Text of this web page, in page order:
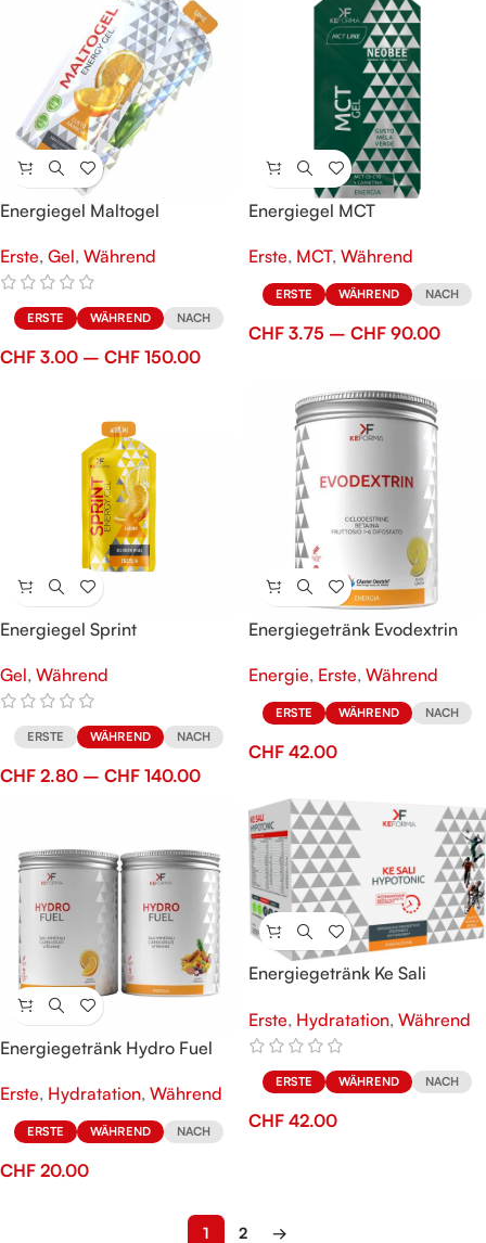
Energiegel Maltogel
Erste, Gel, Während
ERSTE WÄHREND NACH
CHF 3.00 – CHF 150.00
Energiegel MCT
Erste, MCT, Während
ERSTE WÄHREND NACH
CHF 3.75 – CHF 90.00
Energiegel Sprint
Gel, Während
ERSTE WÄHREND NACH
CHF 2.80 – CHF 140.00
Energiegetränk Evodextrin
Energie, Erste, Während
ERSTE WÄHREND NACH
CHF 42.00
Energiegetränk Hydro Fuel
Erste, Hydratation, Während
ERSTE WÄHREND NACH
CHF 20.00
Energiegetränk Ke Sali
Erste, Hydratation, Während
ERSTE WÄHREND NACH
CHF 42.00
1 2 →